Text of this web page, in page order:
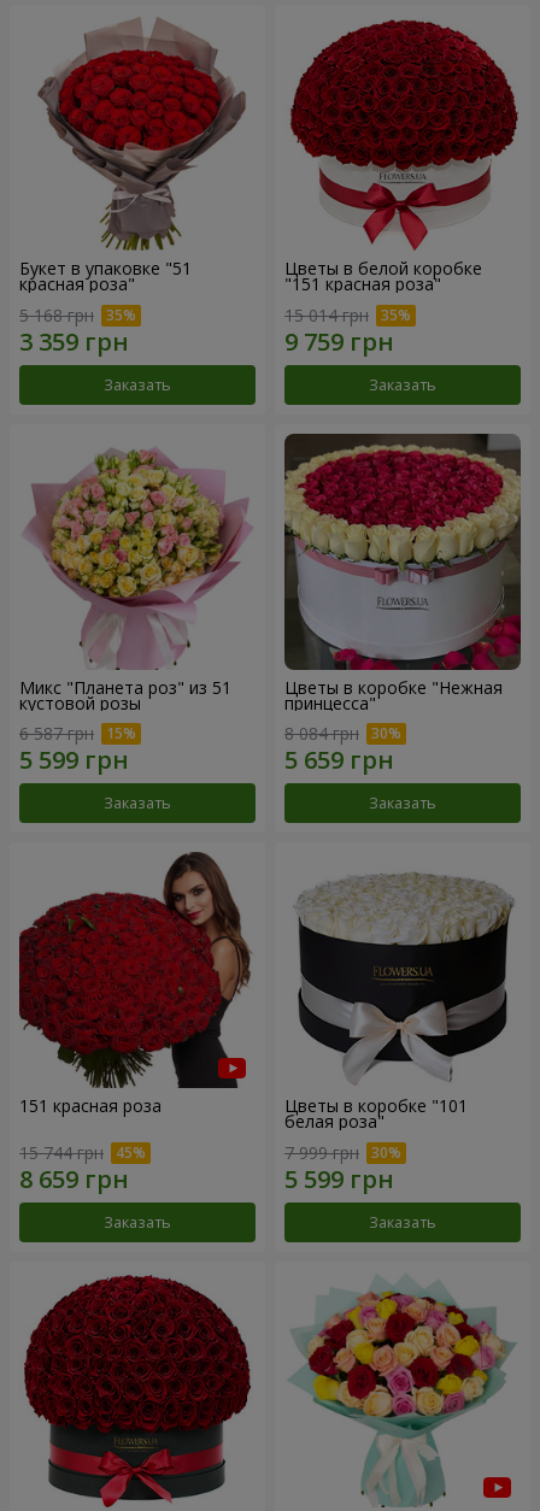
Букет в упаковке "51
красная роза"
5 168 грн
Заказать
Цветы в белой коробке
"151 красная роза"
15 014 грн
Заказать
Микс "Планета роз" из 51
кустовой розы
6 587 грн
Заказать
Цветы в коробке "Нежная
принцесса"
8 084 грн
Заказать
151 красная роза
15 744 грн
Заказать
Цветы в коробке "101
белая роза"
7 999 грн
Заказать